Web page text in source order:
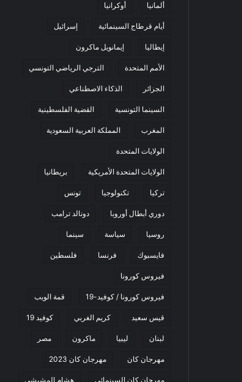
ألمانيا أوكرانيا
أيام قرطاج السينمائية إسرائيل
إيطاليا إيمانويل ماكرون
الأمم المتحدة الترجي الرياضي التونسي
الجزائر الذكاء الاصطناعي
السينما التونسية القضية الفلسطينية
المغرب المملكة العربية السعودية
الولايات المتحدة
الولايات المتحدة الأمريكية بريطانيا
تركيا تكنولوجيا تونس
دوري أبطال أوروبا دونالد ترامب
روسيا سياسة سينما
فايسبوك فرنسا فلسطين
فيروس كورونا
فيروس كورونا / كوفيد-19 قمة الويب
قيس سعيد كريم الغربي كوفيد 19
لبنان ليبيا ماكرون مصر
مهرجان كان مهرجان كان 2023
مهرجان كان السينمائي هشام المشيشي